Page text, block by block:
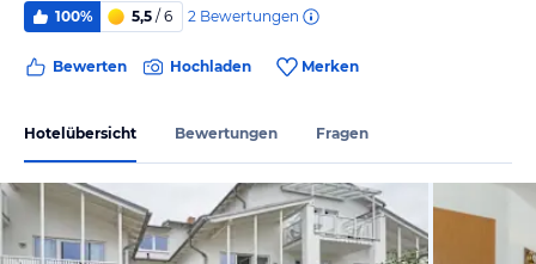
100% 5,5 / 6 2 Bewertungen
Bewerten Hochladen Merken
Hotelübersicht Bewertungen Fragen